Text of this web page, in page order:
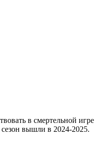
в смертельной
вышли в 2024-2025.